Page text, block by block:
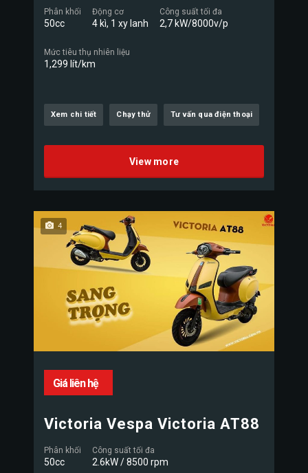
Phân khối
50cc
Động cơ
4 kì, 1 xy lanh
Công suất tối đa
2,7 kW/8000v/p
Mức tiêu thụ nhiên liệu
1,299 lít/km
Xem chi tiết Chạy thử Tư vấn qua điện thoại
View more
4
Giá liên hệ
Victoria Vespa Victoria AT88
Phân khối
50cc
Công suất tối đa
2.6kW / 8500 rpm